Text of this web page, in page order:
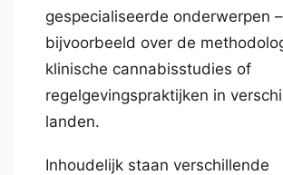
gespecialiseerde onderwerpen –
bijvoorbeeld over de
klinische cannabisstudies of
regelgevingspraktijken in
landen.
Inhoudelijk staan verschillende